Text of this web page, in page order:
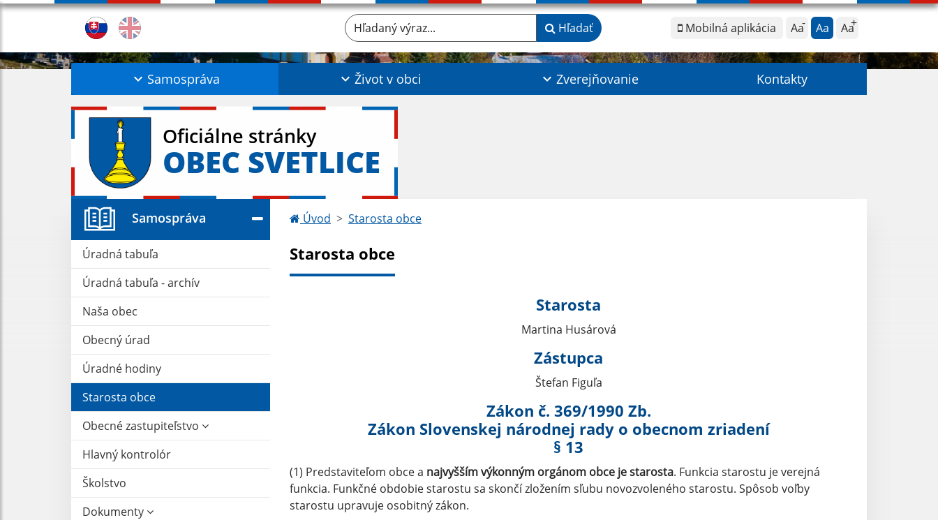
Mobilná aplikácia Aa Aa Aa
Hľadaný výraz... Hľadať
Samospráva Život v obci Zverejňovanie Kontakty
Oficiálne stránky
OBEC SVETLICE
Samospráva
Úradná tabuľa
Úradná tabuľa - archív
Naša obec
Obecný úrad
Úradné hodiny
Starosta obce
Obecné zastupiteľstvo
Hlavný kontrolór
Školstvo
Dokumenty
Úvod Starosta obce
Starosta obce
Starosta
Martina Husárová
Zástupca
Štefan Figuľa
Zákon č. 369/1990 Zb.
Zákon Slovenskej národnej rady o obecnom zriadení
§ 13
(1) Predstaviteľom obce a najvyšším výkonným orgánom obce je starosta. Funkcia starostu je verejná
funkcia. Funkčné obdobie starostu sa skončí zložením sľubu novozvoleného starostu. Spôsob voľby
starostu upravuje osobitný zákon.